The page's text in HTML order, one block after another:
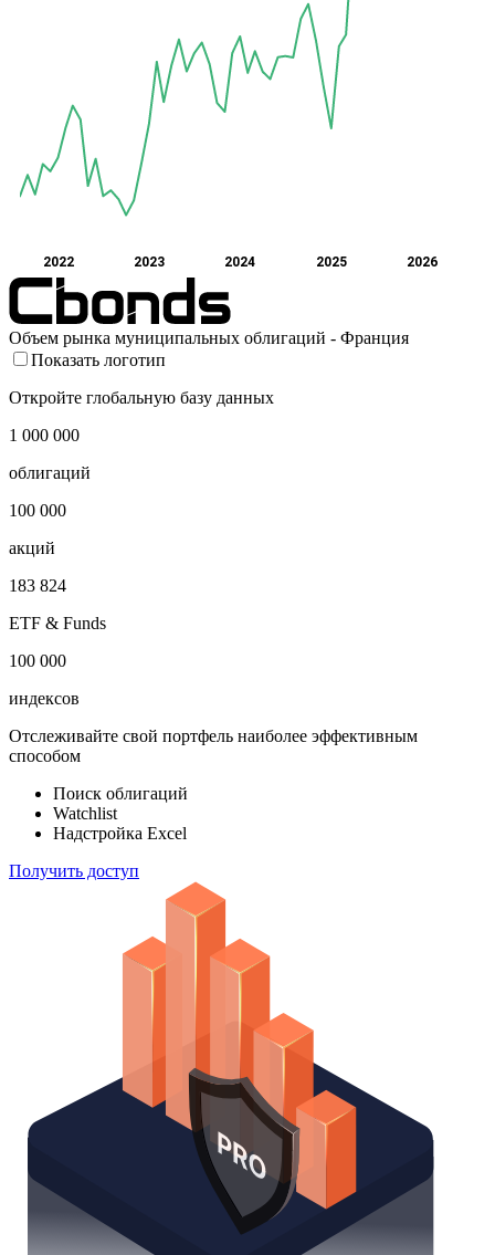
2022 2023 2024 2025 2026
Объем рынка муниципальных облигаций - Франция
Показать логотип
Откройте глобальную базу данных
1 000 000
облигаций
100 000
акций
183 824
ETF & Funds
100 000
индексов
Отслеживайте свой портфель наиболее эффективным
способом
Поиск облигаций
Watchlist
Надстройка Excel
Получить доступ